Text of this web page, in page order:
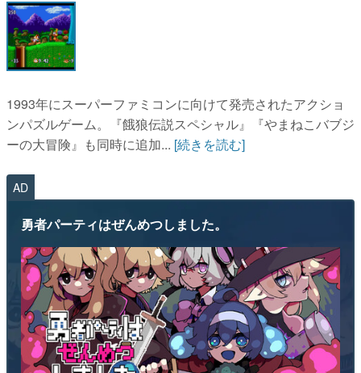
1993年にスーパーファミコンに向けて発売されたアクショ
ンパズルゲーム。『餓狼伝説スペシャル』『やまねこバブジ
ーの大冒険』も同時に追加... [続きを読む]
AD
勇者パーティはぜんめつしました。